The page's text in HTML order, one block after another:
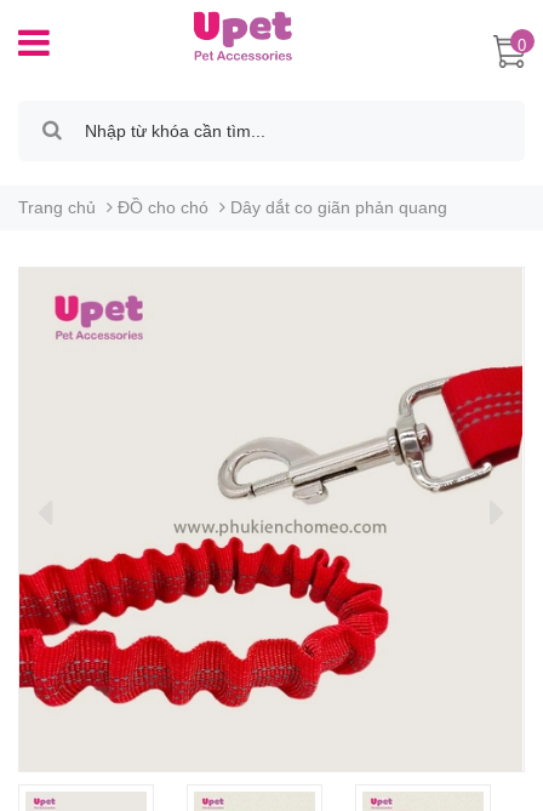
0
Trang chủ ĐỒ cho chó Dây dắt co giãn phản quang